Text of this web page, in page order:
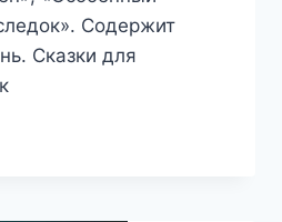
Содержит
Сказки для